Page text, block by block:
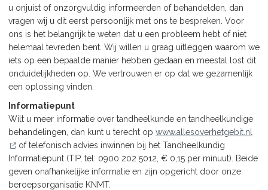
u onjuist of onzorgvuldig informeerden of behandelden, dan
vragen wij u dit eerst persoonlijk met ons te bespreken. Voor
ons is het belangrijk te weten dat u een probleem hebt of niet
helemaal tevreden bent. Wij willen u graag uitleggen waarom we
iets op een bepaalde manier hebben gedaan en meestal lost dit
onduidelijkheden op. We vertrouwen er op dat we gezamenlijk
een oplossing vinden.
Informatiepunt
Wilt u meer informatie over tandheelkunde en tandheelkundige
behandelingen, dan kunt u terecht op www.allesoverhetgebit.nl
of telefonisch advies inwinnen bij het Tandheelkundig
Informatiepunt (TIP, tel: 0900 202 5012, € 0,15 per minuut). Beide
geven onafhankelijke informatie en zijn opgericht door onze
beroepsorganisatie KNMT.